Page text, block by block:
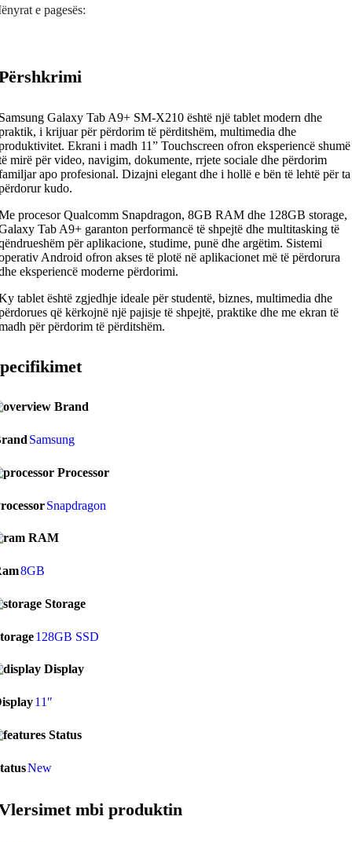
e pagesës:
Galaxy Tab A9+ SM-X210 është një tablet modern dhe
i krijuar për përdorim të përditshëm, multimedia dhe
Ekrani i madh 11” Touchscreen ofron eksperiencë shumë
mirë për video, navigim, dokumente, rrjete sociale dhe përdorim
apo profesional. Dizajni elegant dhe i hollë e bën të lehtë për ta
kudo.
procesor Qualcomm Snapdragon, 8GB RAM dhe 128GB storage,
Tab A9+ garanton performancë të shpejtë dhe multitasking të
për aplikacione, studime, punë dhe argëtim. Sistemi
Android ofron akses të plotë në aplikacionet më të përdorura
eksperiencë moderne përdorimi.
tablet është zgjedhje ideale për studentë, biznes, multimedia dhe
që kërkojnë një pajisje të shpejtë, praktike dhe me ekran të
për përdorim të përditshëm.
Brand
Samsung
Processor
Snapdragon
RAM
8GB
Storage
128GB SSD
Display
11″
Status
New
mbi produktin